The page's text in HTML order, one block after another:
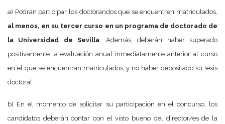
a) Podrán participar los doctorandos que se encuentren matriculados,
al menos, en su tercer curso en un programa de doctorado de
la Universidad de Sevilla. Además, deberán haber superado
positivamente la evaluación anual inmediatamente anterior al curso
en el que se encuentran matriculados, y no haber depositado su tesis
doctoral.
b) En el momento de solicitar su participación en el concurso, los
candidatos deberán contar con el visto bueno del director/es de la